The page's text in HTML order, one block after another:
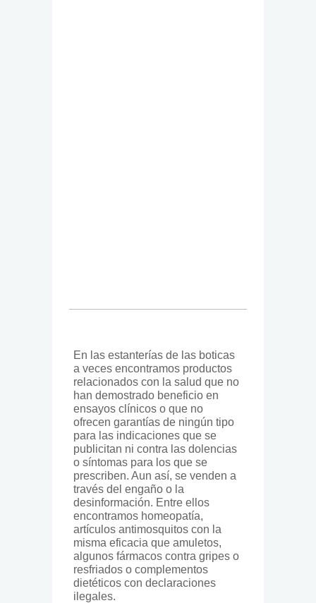
En las estanterías de las boticas
a veces encontramos productos
relacionados con la salud que no
han demostrado beneficio en
ensayos clínicos o que no
ofrecen garantías de ningún tipo
para las indicaciones que se
publicitan ni contra las dolencias
o síntomas para los que se
prescriben. Aun así, se venden a
través del engaño o la
desinformación. Entre ellos
encontramos homeopatía,
artículos antimosquitos con la
misma eficacia que amuletos,
algunos fármacos contra gripes o
resfriados o complementos
dietéticos con declaraciones
ilegales.